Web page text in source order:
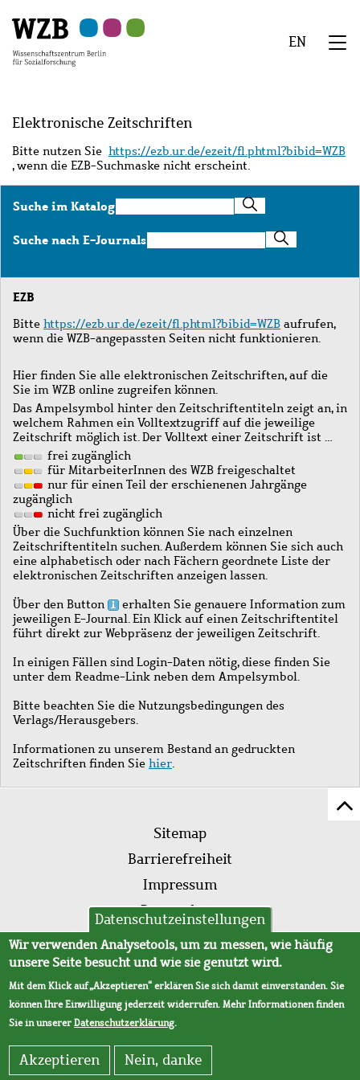
Hauptinhalt
springen
Navigation
springen
Suche
springen
Sekundärnavigation
springen
Fußzeile
springen
EN
Elektronische Zeitschriften
Bitte nutzen Sie https://ezb.ur.de/ezeit/fl.phtml?bibid=WZB
, wenn die EZB-Suchmaske nicht erscheint.
Suche im KatalogSuche
im
Katalog
Suche nach E-JournalsSuche
nach
Journals
EZB
Bitte https://ezb.ur.de/ezeit/fl.phtml?bibid=WZB aufrufen,
wenn die WZB-angepassten Seiten nicht funktionieren.
Hier finden Sie alle elektronischen Zeitschriften, auf die
Sie im WZB online zugreifen können.
Das Ampelsymbol hinter den Zeitschriftentiteln zeigt an, in
welchem Rahmen ein Volltextzugriff auf die jeweilige
Zeitschrift möglich ist. Der Volltext einer Zeitschrift ist …
frei zugänglich
für MitarbeiterInnen des WZB freigeschaltet
nur für einen Teil der erschienenen Jahrgänge
zugänglich
nicht frei zugänglich
Über die Suchfunktion können Sie nach einzelnen
Zeitschriftentiteln suchen. Außerdem können Sie sich auch
eine alphabetisch oder nach Fächern geordnete Liste der
elektronischen Zeitschriften anzeigen lassen.
Über den Button
erhalten Sie genauere Information zum
jeweiligen E-Journal. Ein Klick auf einen Zeitschriftentitel
führt direkt zur Webpräsenz der jeweiligen Zeitschrift.
In einigen Fällen sind Login-Daten nötig, diese finden Sie
unter dem Readme-Link neben dem Ampelsymbol.
Bitte beachten Sie die Nutzungsbedingungen des
Verlags/Herausgebers.
Informationen zu unserem Bestand an gedruckten
Zeitschriften finden Sie hier.
Fußleistenmenü
Sitemap
Barrierefreiheit
Impressum
Datenschutz
AVB
Datenschutzeinstellungen
Wir verwenden Analysetools, um zu messen, wie häufig
unsere Seite besucht und wie sie genutzt wird.
Mit dem Klick auf „Akzeptieren“ erklären Sie sich damit einverstanden. Sie
können Ihre Einwilligung jederzeit widerrufen. Mehr Informationen finden
Sie in unsererDatenschutzerklärung.
Akzeptieren Nein, danke